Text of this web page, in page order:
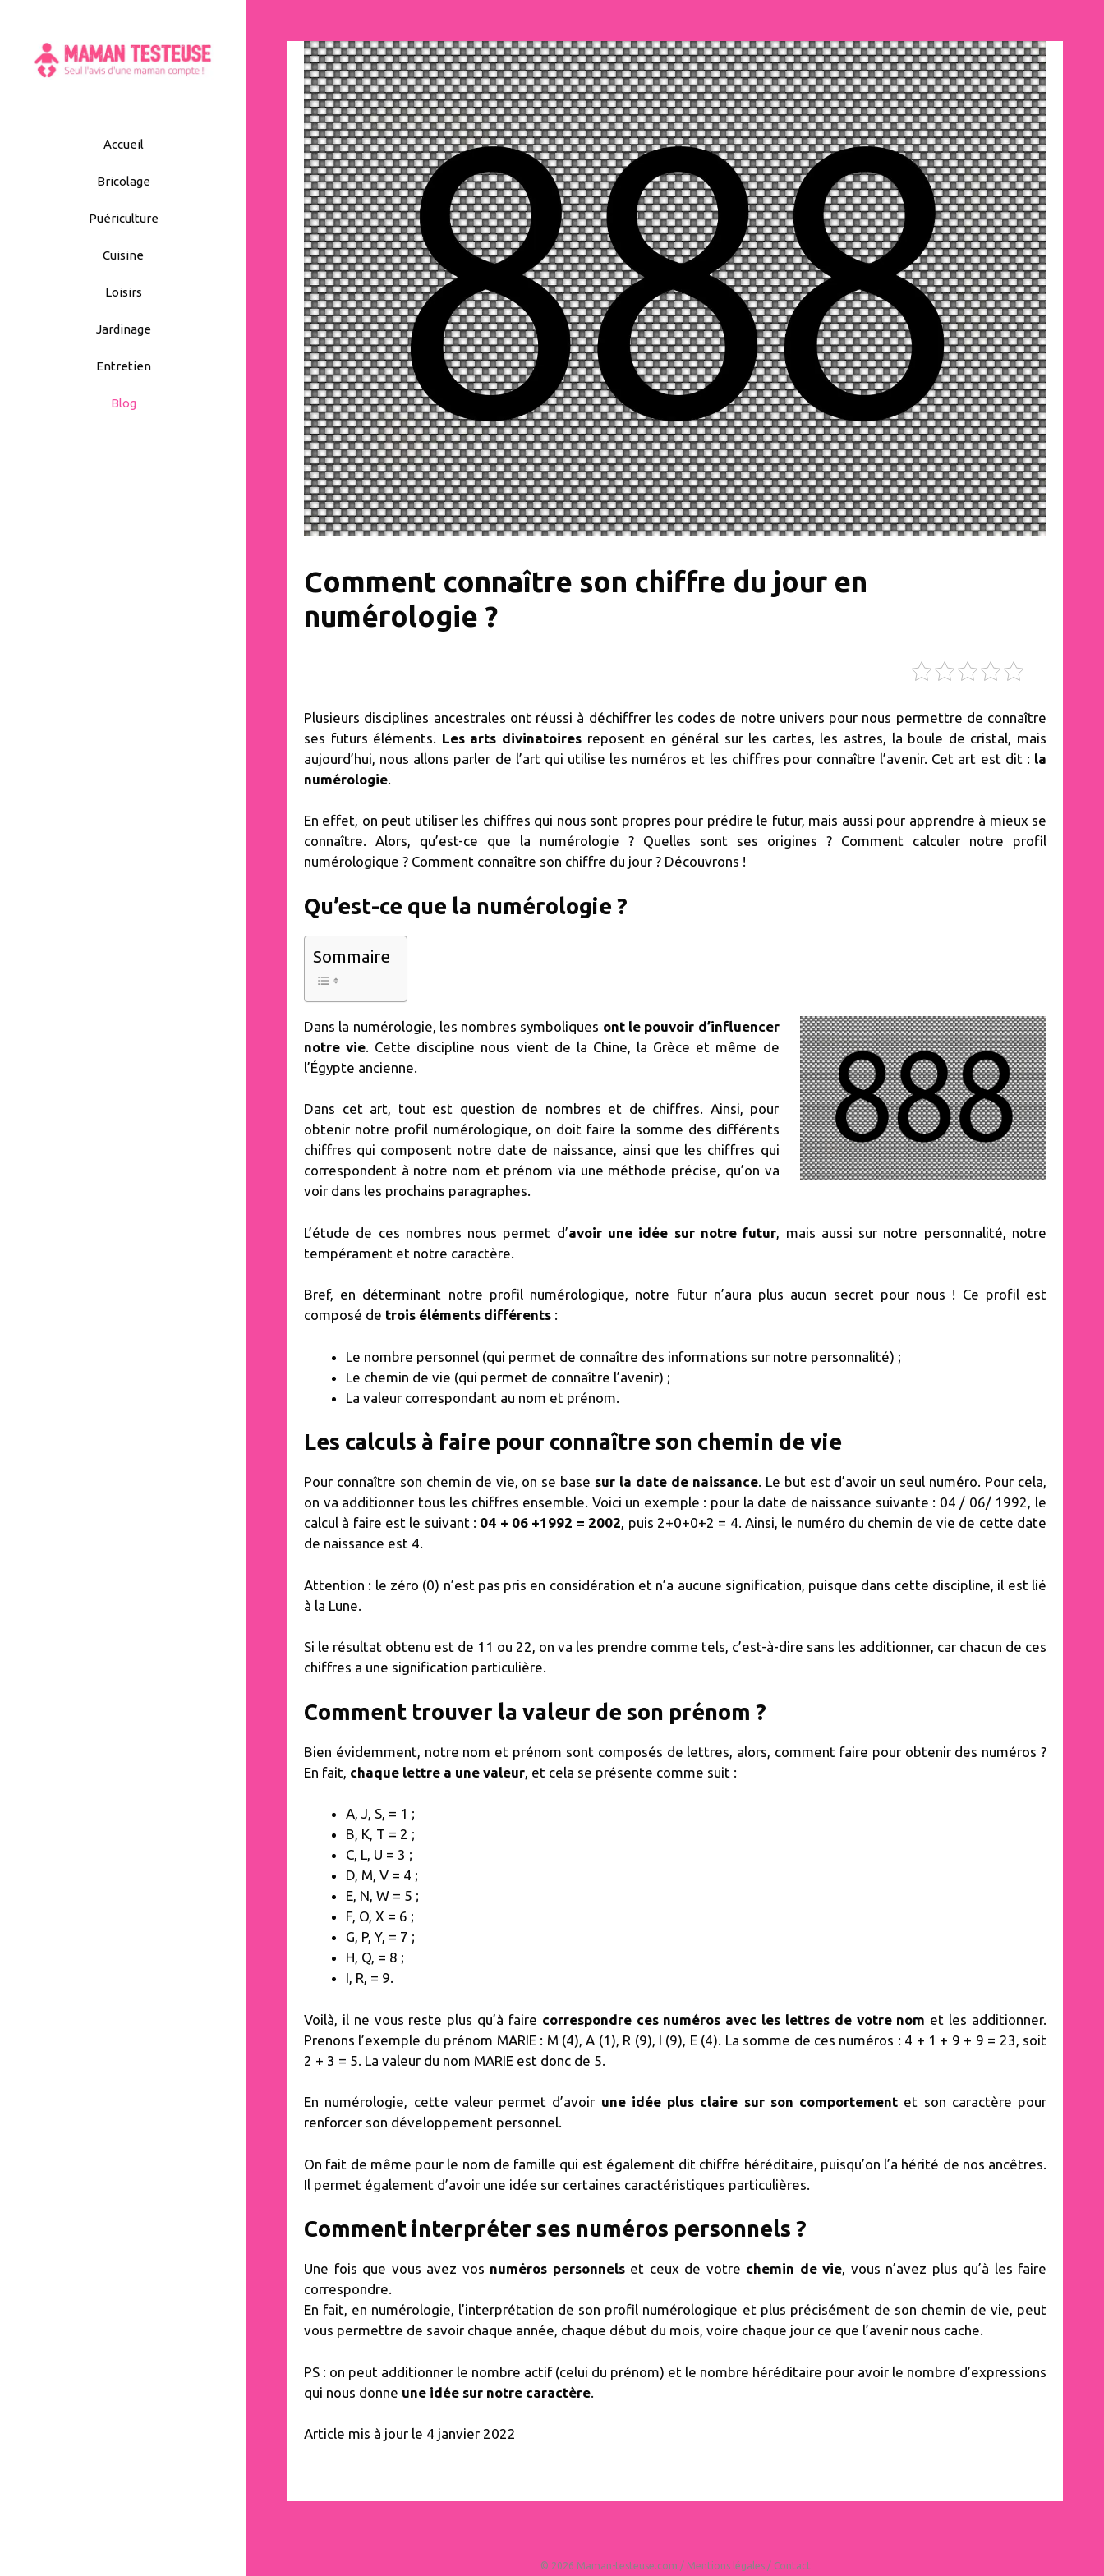
contenu
Accueil
Bricolage
Puériculture
Cuisine
Loisirs
Jardinage
Entretien
Blog
Comment connaître son chiffre du jour en
numérologie ?
Plusieurs disciplines ancestrales ont réussi à déchiffrer les codes de notre univers pour nous permettre de connaître
ses futurs éléments. Les arts divinatoires reposent en général sur les cartes, les astres, la boule de cristal, mais
aujourd’hui, nous allons parler de l’art qui utilise les numéros et les chiffres pour connaître l’avenir. Cet art est dit : la
numérologie
En effet, on peut utiliser les chiffres qui nous sont propres pour prédire le futur, mais aussi pour apprendre à mieux se
connaître. Alors, qu’est-ce que la numérologie ? Quelles sont ses origines ? Comment calculer notre profil
numérologique ? Comment connaître son chiffre du jour ? Découvrons !
Qu’est-ce que la numérologie ?
Sommaire
Dans la numérologie, les nombres symboliques ont le pouvoir d’influencer
notre vie . Cette discipline nous vient de la Chine, la Grèce et même de
l’Égypte ancienne.
Dans cet art, tout est question de nombres et de chiffres. Ainsi, pour
obtenir notre profil numérologique, on doit faire la somme des différents
chiffres qui composent notre date de naissance, ainsi que les chiffres qui
correspondent à notre nom et prénom via une méthode précise, qu’on va
voir dans les prochains paragraphes.
L’étude de ces nombres nous permet d’avoir une idée sur notre futur , mais aussi sur notre personnalité, notre
tempérament et notre caractère.
Bref, en déterminant notre profil numérologique, notre futur n’aura plus aucun secret pour nous ! Ce profil est
composé de trois éléments différents :
Le nombre personnel (qui permet de connaître des informations sur notre personnalité) ;
Le chemin de vie (qui permet de connaître l’avenir) ;
La valeur correspondant au nom et prénom.
Les calculs à faire pour connaître son chemin de vie
Pour connaître son chemin de vie, on se base sur la date de naissance. Le but est d’avoir un seul numéro. Pour cela,
on va additionner tous les chiffres ensemble. Voici un exemple : pour la date de naissance suivante : 04 / 06/ 1992, le
calcul à faire est le suivant : 04 + 06 +1992 = 2002, puis 2+0+0+2 = 4. Ainsi, le numéro du chemin de vie de cette date
de naissance est 4.
Attention : le zéro (0) n’est pas pris en considération et n’a aucune signification, puisque dans cette discipline, il est lié
à la Lune.
Si le résultat obtenu est de 11 ou 22, on va les prendre comme tels, c’est-à-dire sans les additionner, car chacun de ces
chiffres a une signification particulière.
Comment trouver la valeur de son prénom ?
Bien évidemment, notre nom et prénom sont composés de lettres, alors, comment faire pour obtenir des numéros ?
En fait, chaque lettre a une valeur , et cela se présente comme suit :
A, J, S, = 1 ;
B, K, T = 2 ;
C, L, U = 3 ;
D, M, V = 4 ;
E, N, W = 5 ;
F, O, X = 6 ;
G, P, Y, = 7 ;
H, Q, = 8 ;
I, R, = 9.
Voilà, il ne vous reste plus qu’à faire correspondre ces numéros avec les lettres de votre nom et les additionner.
Prenons l’exemple du prénom MARIE : M (4), A (1), R (9), I (9), E (4). La somme de ces numéros : 4 + 1 + 9 + 9 = 23, soit
2 + 3 = 5. La valeur du nom MARIE est donc de 5.
En numérologie, cette valeur permet d’avoir une idée plus claire sur son comportement et son caractère pour
renforcer son développement personnel.
On fait de même pour le nom de famille qui est également dit chiffre héréditaire, puisqu’on l’a hérité de nos ancêtres.
Il permet également d’avoir une idée sur certaines caractéristiques particulières.
Comment interpréter ses numéros personnels ?
Une fois que vous avez vos numéros personnelset ceux de votre chemin de vie, vous n’avez plus qu’à les faire
correspondre.
En fait, en numérologie, l’interprétation de son profil numérologique et plus précisément de son chemin de vie, peut
vous permettre de savoir chaque année, chaque début du mois, voire chaque jour ce que l’avenir nous cache.
PS : on peut additionner le nombre actif (celui du prénom) et le nombre héréditaire pour avoir le nombre d’expressions
qui nous donne une idée sur notre caractère
Article mis à jour le 4 janvier 2022
© 2026 Maman-testeuse.com / Mentions légales/ Contact